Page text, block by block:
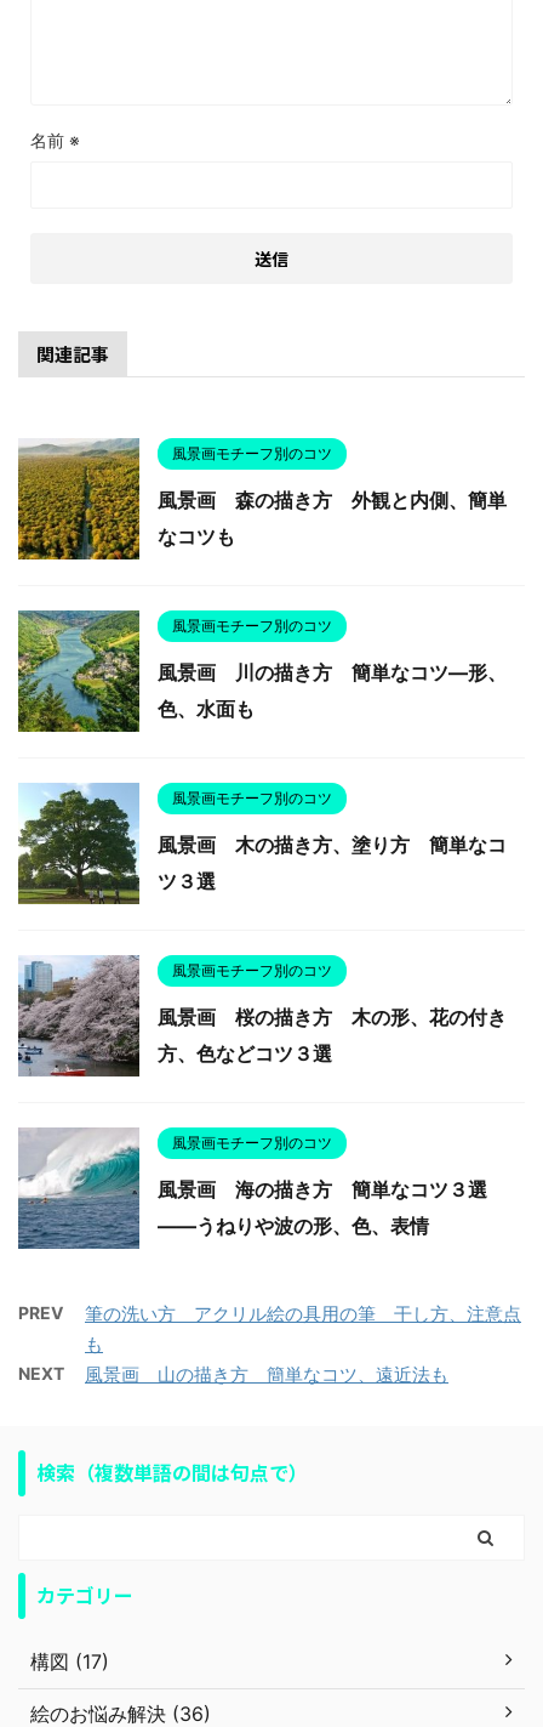
名前 ※
関連記事
風景画モチーフ別のコツ
風景画 森の描き方 外観と内側、簡単
なコツも
風景画モチーフ別のコツ
風景画 川の描き方 簡単なコツ―形、
色、水面も
風景画モチーフ別のコツ
風景画 木の描き方、塗り方 簡単なコ
ツ３選
風景画モチーフ別のコツ
風景画 桜の描き方 木の形、花の付き
方、色などコツ３選
風景画モチーフ別のコツ
風景画 海の描き方 簡単なコツ３選
――うねりや波の形、色、表情
PREV
筆の洗い方 アクリル絵の具用の筆 干し方、注意点
も
NEXT 風景画 山の描き方 簡単なコツ、遠近法も
検索（複数単語の間は句点で）
カテゴリー
構図 (17)
絵のお悩み解決 (36)